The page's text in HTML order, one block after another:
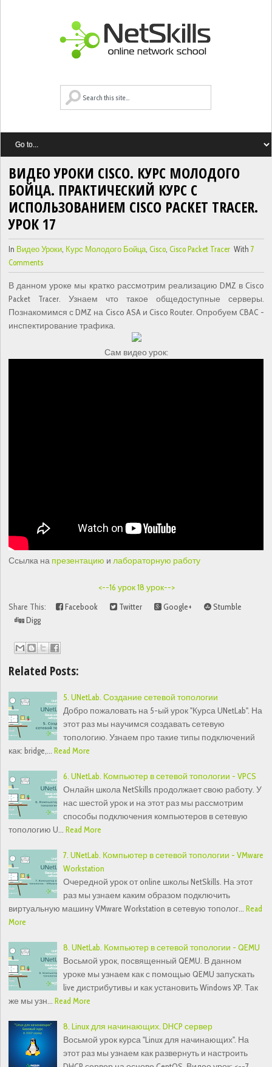
ВИДЕО УРОКИ CISCO. КУРС МОЛОДОГО
БОЙЦА. ПРАКТИЧЕСКИЙ КУРС С
ИСПОЛЬЗОВАНИЕМ CISCO PACKET TRACER.
УРОК 17
In Видео Уроки, Курс Молодого Бойца,Cisco,Cisco Packet Tracer With7
Comments
В данном уроке мы кратко рассмотрим реализацию DMZ в Cisco
Packet Tracer. Узнаем что такое общедоступные серверы.
Познакомимся с DMZ на Cisco ASA и Cisco Router. Опробуем CBAC -
инспектирование трафика.
Сам видео урок:
Ссылка на презентацию илабораторную работу
<--16 урок18 урок-->
Share This:
Facebook Twitter Google+
Stumble
Digg
Related Posts:
5. UNetLab. Создание сетевой топологии
Добро пожаловать на 5-ый урок "Курса UNetLab". На
этот раз мы научимся создавать сетевую
топологию. Узнаем про такие типы подключений
как: bridge,… Read More
6. UNetLab. Компьютер в сетевой топологии - VPCS
Онлайн школа NetSkills продолжает свою работу. У
нас шестой урок и на этот раз мы рассмотрим
способы подключения компьютеров в сетевую
топологию U… Read More
7. UNetLab. Компьютер в сетевой топологии - VMware
Workstation
Очередной урок от online школы NetSkills. На этот
раз мы узнаем каким образом подключить
виртуальную машину VMware Workstation в сетевую тополог… Read
More
8. UNetLab. Компьютер в сетевой топологии - QEMU
Восьмой урок, посвященный QEMU. В данном
уроке мы узнаем как с помощью QEMU запускать
live дистрибутивы и как установить Windows XP. Так
же мы узн… Read More
8. Linux для начинающих. DHCP сервер
Восьмой урок курса "Linux для начинающих". На
этот раз мы узнаем как развернуть и настроить